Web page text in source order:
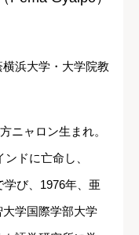
浜大学・大学院教
ニャロン生まれ。
ドに亡命し、
び、1976年、亜
学国際学部大学